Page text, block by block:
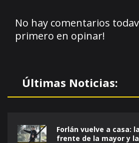
No hay comentarios
primero en opinar!
Últimas Noticias:
Forlán vuelve a casa:
frente de la mayor y